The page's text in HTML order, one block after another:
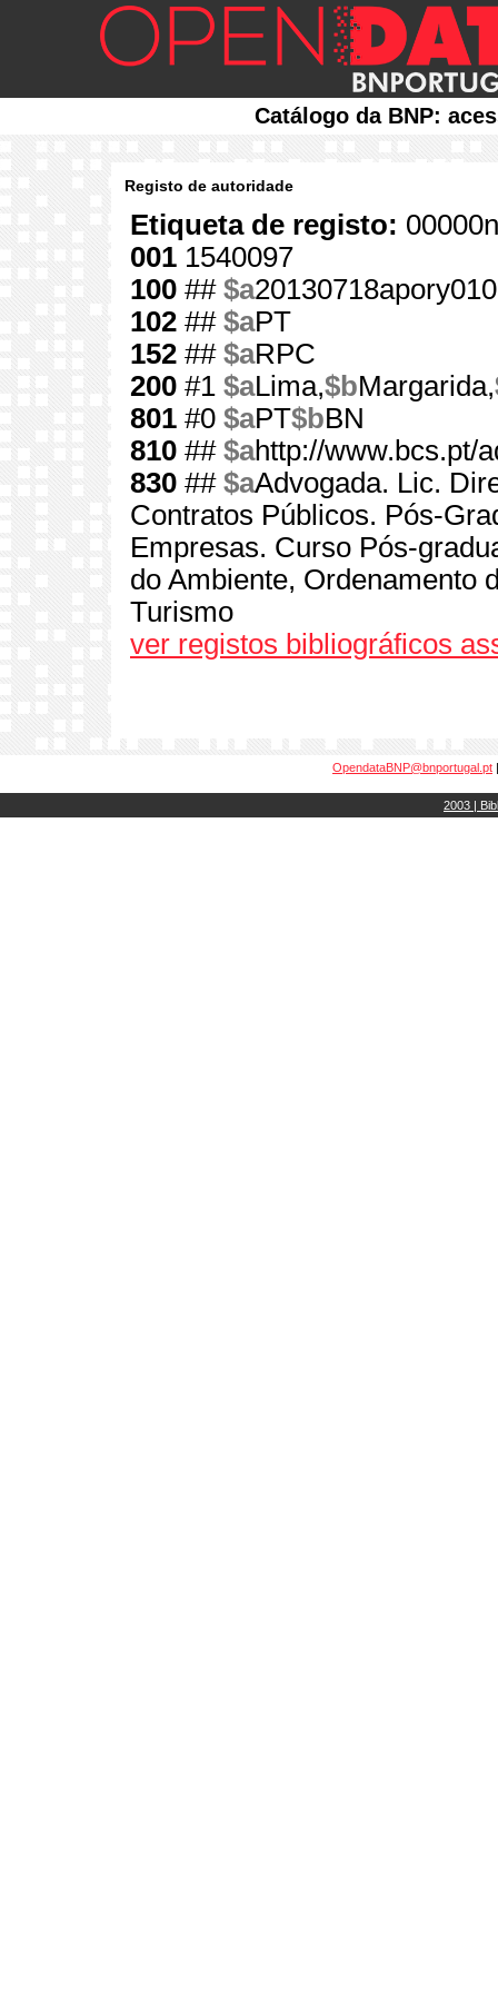
Catálogo da BNP:
Registo de autoridade
Etiqueta de registo:
001 1540097
100 ## $a
102 ## $aPT
152 ## $aRPC
200 #1 $aLima,$bMargarida,
801 #0 $aPT$bBN
810 ## $ahttp://www.bcs.pt/
830 ## $aAdvogada. Lic.
Contratos Públicos. Pós-
Empresas. Curso Pós-
do Ambiente, Ordenamento
Turismo
ver registos bibliográficos
OpendataBNP@bnportugal.pt
2003 |